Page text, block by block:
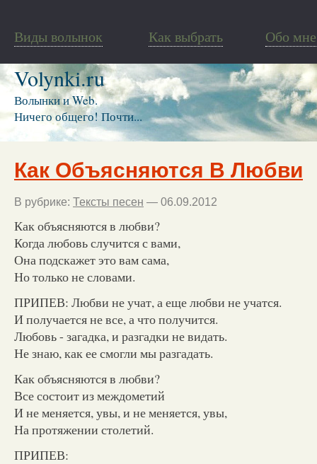
Виды волынок Как выбрать Обо мне
Volynki.ru
Волынки и Web.
Ничего общего! Почти...
Как Объясняются В Любви
В рубрике: Тексты песен — 06.09.2012
Как объясняются в любви?
Когда любовь случится с вами,
Она подскажет это вам сама,
Но только не словами.
ПРИПЕВ: Любви не учат, а еще любви не учатся.
И получается не все, а что получится.
Любовь - загадка, и разгадки не видать.
Не знаю, как ее смогли мы разгадать.
Как объясняются в любви?
Все состоит из междометий
И не меняется, увы, и не меняется, увы,
На протяжении столетий.
ПРИПЕВ: